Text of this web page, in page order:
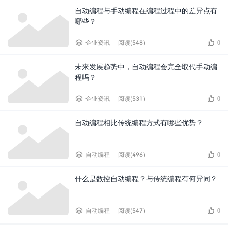
自动编程与手动编程在编程过程中的差异点有
哪些？
 企业资讯 阅读(548)  0
未来发展趋势中，自动编程会完全取代手动编
程吗？
 企业资讯 阅读(531)  0
自动编程相比传统编程方式有哪些优势？
 自动编程 阅读(496)  0
什么是数控自动编程？与传统编程有何异同？
 自动编程 阅读(547)  0